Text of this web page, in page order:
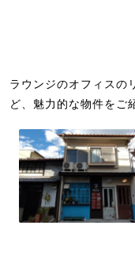
ラウンジのオフィスの
ど、魅力的な物件をご